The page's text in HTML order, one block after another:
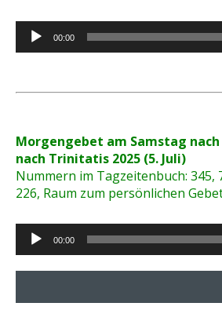
Audio-
Player
00:00
Morgengebet am Samstag
nach Trinitatis 2025 (5. Juli)
Nummern im Tagzeitenbuch: 345,
226, Raum zum persönlichen
Audio-
Player
00:00